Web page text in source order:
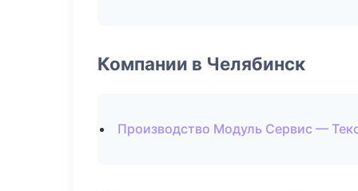
Компании в Челябинск
Производство Модуль Сервис —